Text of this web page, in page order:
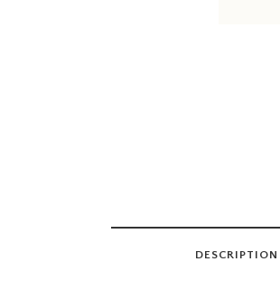
DESCRIPTION